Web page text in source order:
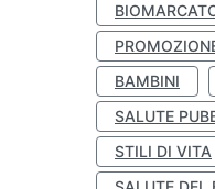
BAMBINI
SALUTE
STILI DI VITA